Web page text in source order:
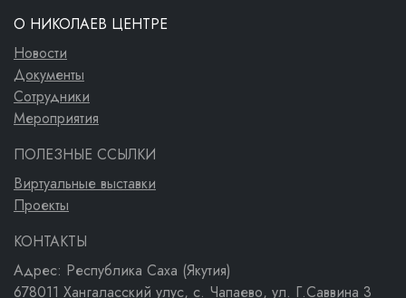
О НИКОЛАЕВ ЦЕНТРЕ
Новости
Документы
Сотрудники
Мероприятия
ПОЛЕЗНЫЕ ССЫЛКИ
Виртуальные выставки
Проекты
КОНТАКТЫ
Адрес: Республика Саха (Якутия)
678011 Хангаласский улус, с. Чапаево, ул. Г.Саввина 3